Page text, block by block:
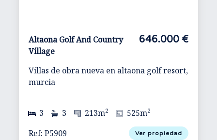
Altaona Golf And Country
Village
646.000 €
Villas de obra nueva en altaona golf resort,
murcia
3 3 213m2 525m2
Ref: P5909 Ver propiedad